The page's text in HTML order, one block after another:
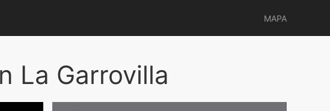
MAPA
La Garrovilla